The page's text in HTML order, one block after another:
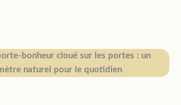
bonheur cloué sur les portes : un
naturel pour le quotidien